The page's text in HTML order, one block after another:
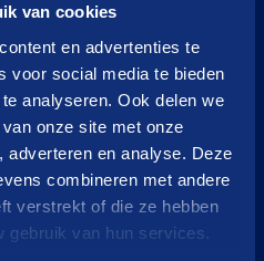
van cookies
en advertenties te
voor social media te bieden
analyseren. Ook delen we
onze site met onze
adverteren en analyse. Deze
combineren met andere
verstrekt of die ze hebben
van hun services.